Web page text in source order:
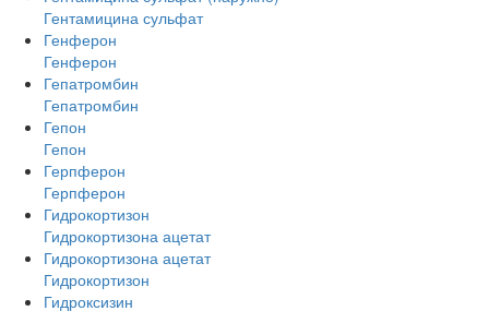
Гентамицина сульфат
Генферон
Генферон
Гепатромбин
Гепатромбин
Гепон
Гепон
Герпферон
Герпферон
Гидрокортизон
Гидрокортизона ацетат
Гидрокортизона ацетат
Гидрокортизон
Гидроксизин